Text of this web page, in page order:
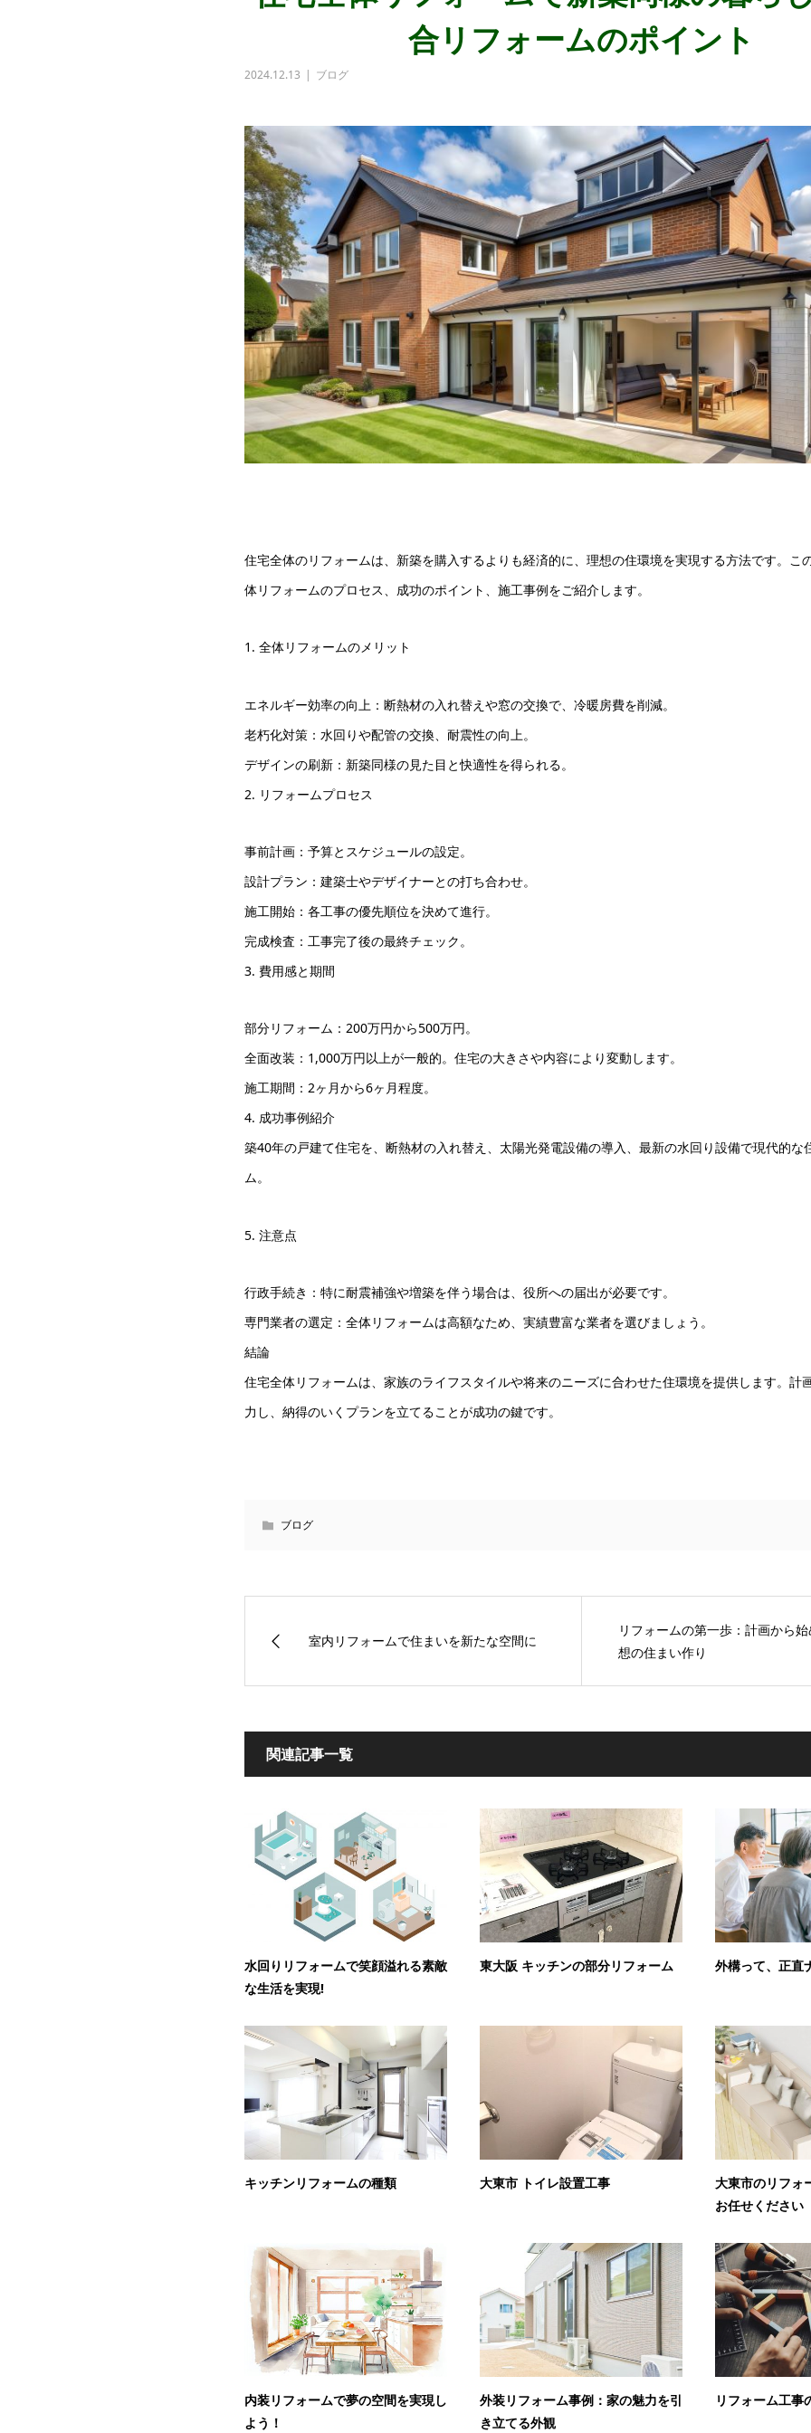
合リフォームのポイント
2024.12.13 ブログ
住宅全体のリフォームは、新築を購入するよりも経済的に、理想の住環境を実現する方法です。こ
体リフォームのプロセス、成功のポイント、施工事例をご紹介します。
1. 全体リフォームのメリット
エネルギー効率の向上：断熱材の入れ替えや窓の交換で、冷暖房費を削減。
老朽化対策：水回りや配管の交換、耐震性の向上。
デザインの刷新：新築同様の見た目と快適性を得られる。
2. リフォームプロセス
事前計画：予算とスケジュールの設定。
設計プラン：建築士やデザイナーとの打ち合わせ。
施工開始：各工事の優先順位を決めて進行。
完成検査：工事完了後の最終チェック。
3. 費用感と期間
部分リフォーム：200万円から500万円。
全面改装：1,000万円以上が一般的。住宅の大きさや内容により変動します。
施工期間：2ヶ月から6ヶ月程度。
4. 成功事例紹介
築40年の戸建て住宅を、断熱材の入れ替え、太陽光発電設備の導入、最新の水回り設備で現代的な
ム。
5. 注意点
行政手続き：特に耐震補強や増築を伴う場合は、役所への届出が必要です。
専門業者の選定：全体リフォームは高額なため、実績豊富な業者を選びましょう。
結論
住宅全体リフォームは、家族のライフスタイルや将来のニーズに合わせた住環境を提供します。計
力し、納得のいくプランを立てることが成功の鍵です。
ブログ
室内リフォームで住まいを新たな空間に
リフォームの第一歩：計画から
想の住まい作り
関連記事一覧
水回りリフォームで笑顔溢れる素敵
な生活を実現!
東大阪 キッチンの部分リフォーム 外構って、正直
キッチンリフォームの種類 大東市 トイレ設置工事
大東市のリフォ
お任せください
内装リフォームで夢の空間を実現し
よう！
外装リフォーム事例：家の魅力を引
き立てる外観
リフォーム工事